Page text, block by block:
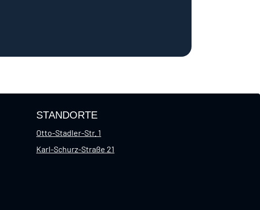
STANDORTE
Otto-Stadler-Str. 1
Karl-Schurz-Straße 21